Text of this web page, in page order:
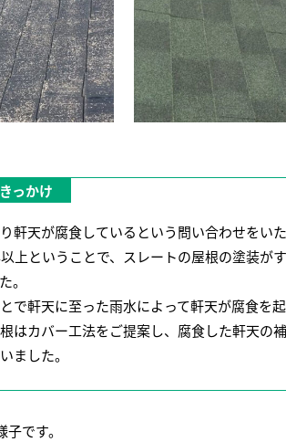
っかけ
軒天が腐食しているという問い合わせをいた
上ということで、スレートの屋根の塗装が
。
で軒天に至った雨水によって軒天が腐食を起
はカバー工法をご提案し、腐食した軒天の
ました。
です。